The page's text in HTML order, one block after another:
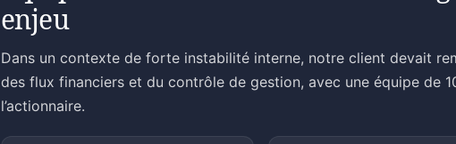
enjeu
Dans un contexte de forte instabilité interne, notre client devait
des flux financiers et du contrôle de gestion, avec une équipe de
l’actionnaire.